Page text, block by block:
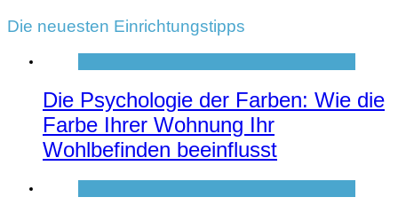
Die neuesten Einrichtungstipps
Die Psychologie der Farben: Wie die
Farbe Ihrer Wohnung Ihr
Wohlbefinden beeinflusst